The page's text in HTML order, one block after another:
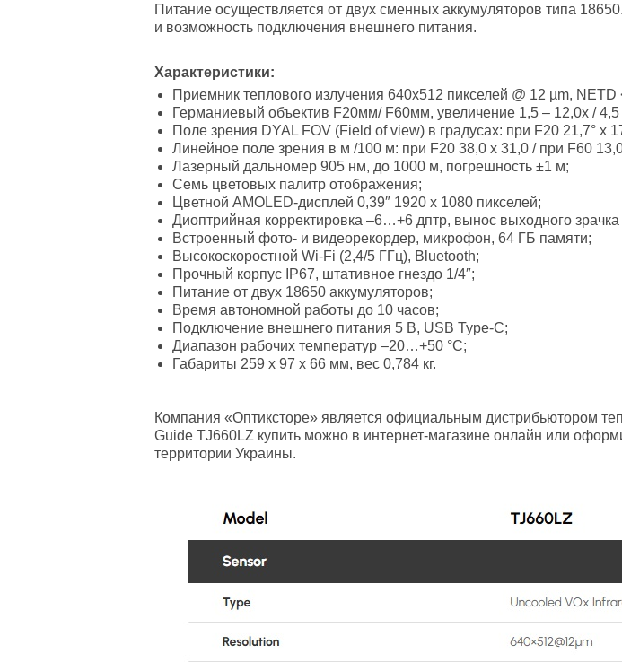
Питание осуществляется от двух сменных аккумуляторов типа
и возможность подключения внешнего питания.
Характеристики:
Приемник теплового излучения 640х512 пикселей @ 12 µm, NETD
Германиевый объектив F20мм/ F60мм, увеличение 1,5 – 12,0x /
Поле зрения DYAL FOV (Field of view) в градусах: при F20 21,7° х
Линейное поле зрения в м /100 м: при F20 38,0 х 31,0 / при F60
Лазерный дальномер 905 нм, до 1000 м, погрешность ±1 м;
Семь цветовых палитр отображения;
Цветной AMOLED-дисплей 0,39″ 1920 х 1080 пикселей;
Диоптрийная корректировка –6…+6 дптр, вынос выходного
Встроенный фото- и видеорекордер, микрофон, 64 ГБ памяти;
Высокоскоростной Wi-Fi (2,4/5 ГГц), Bluetooth;
Прочный корпус IP67, штативное гнездо 1/4″;
Питание от двух 18650 аккумуляторов;
Время автономной работы до 10 часов;
Подключение внешнего питания 5 В, USB Type-C;
Диапазон рабочих температур –20…+50 °C;
Габариты 259 х 97 х 66 мм, вес 0,784 кг.
Компания «Оптиксторе» является официальным дистрибьютором
Guide TJ660LZ купить можно в интернет-магазине онлайн или
территории Украины.